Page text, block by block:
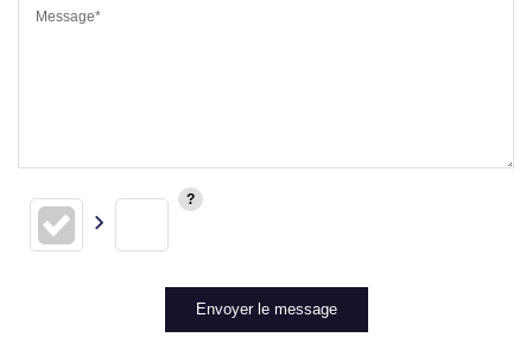
Message*
Envoyer le message